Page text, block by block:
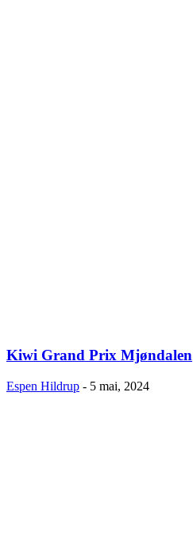
Kiwi Grand Prix Mjøndalen
Espen Hildrup - 5 mai, 2024